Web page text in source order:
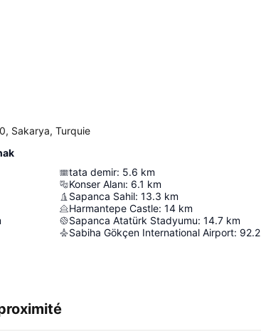
Sakarya, Turquie
tata demir: 5.6 km
Konser Alanı: 6.1 km
Sapanca Sahil: 13.3 km
Harmantepe Castle: 14 km
Sapanca Atatürk Stadyumu: 14.7 km
Sabiha Gökçen International Airport: 92.2